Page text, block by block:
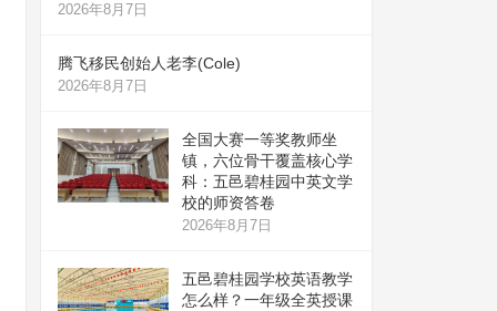
2026年8月7日
腾飞移民创始人老李(Cole)
2026年8月7日
全国大赛一等奖教师坐
镇，六位骨干覆盖核心学
科：五邑碧桂园中英文学
校的师资答卷
2026年8月7日
五邑碧桂园学校英语教学
怎么样？一年级全英授课